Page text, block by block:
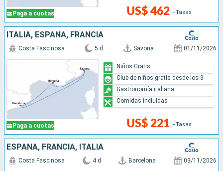
Paga a cuotas US$ 462 +Tasas
ITALIA, ESPAÑA, FRANCIA
Paga a cuotas
Costa Fascinosa 5 d Savona 01/11/2026
US$ 221 +Tasas
Niños Gratis
Club de niños gratis desde los 3
Gastronomía italiana
Comidas incluidas
ESPAÑA, FRANCIA, ITALIA
Costa Fascinosa 4 d Barcelona 03/11/2026